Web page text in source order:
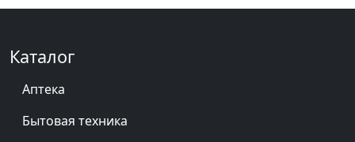
Каталог
Аптека
Бытовая техника